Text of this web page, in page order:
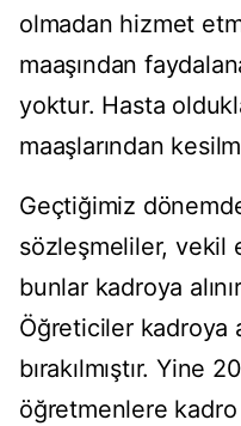
olmadan hizmet
maaşından
yoktur. Hasta
maaşlarından
Geçtiğimiz
sözleşmeliler, vekil
bunlar kadroya
Öğreticiler kadroya
bırakılmıştır. Yine
öğretmenlere